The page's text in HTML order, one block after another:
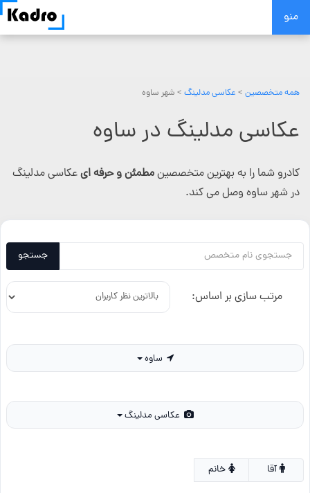
Skip
منو
همه متخصصین > عکاسی مدلینگ > شهر ساوه
عکاسی مدلینگ در ساوه
کادرو شما را به بهترین متخصصینمطمئن و حرفه ایعکاسی مدلینگ
در شهر ساوه وصل می کند.
جستجو
مرتب سازی بر اساس:
خانم